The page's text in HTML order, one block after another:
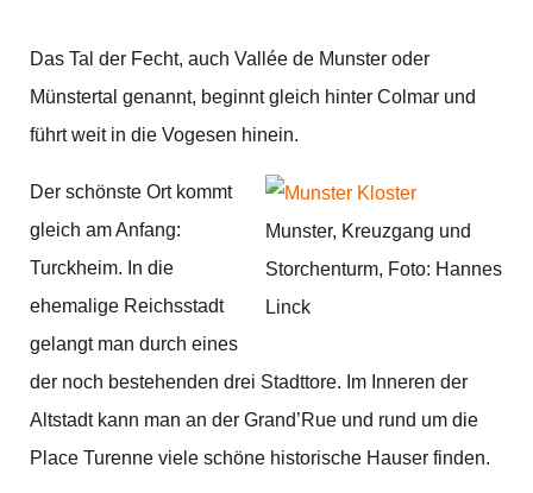
Das Tal der Fecht, auch Vallée de Munster oder
Münstertal genannt, beginnt gleich hinter Colmar und
führt weit in die Vogesen hinein.
Munster, Kreuzgang und
Storchenturm, Foto: Hannes
Linck
Der schönste Ort kommt
gleich am Anfang:
Turckheim. In die
ehemalige Reichsstadt
gelangt man durch eines
der noch bestehenden drei Stadttore. Im Inneren der
Altstadt kann man an der Grand’Rue und rund um die
Place Turenne viele schöne historische Hauser finden.